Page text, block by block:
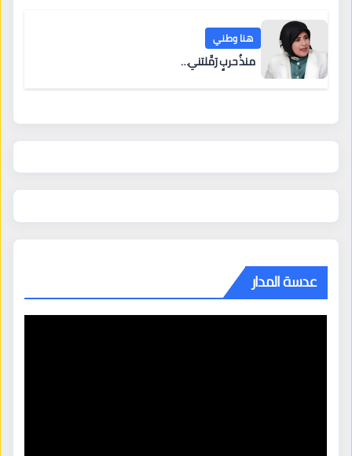
هنا وطني
منذُ حربٍ رَمَّلتني…
عدسة المدار